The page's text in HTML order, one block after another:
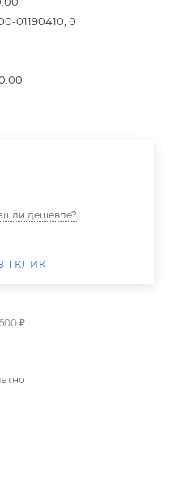
01190410, 0
дешевле?
1 КЛИК
₽